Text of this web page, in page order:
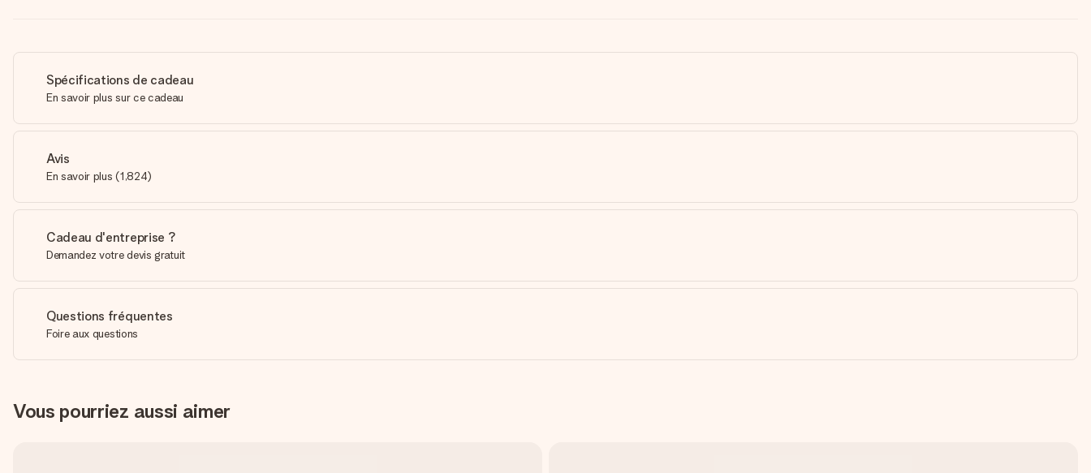
Spécifications de cadeau
En savoir plus sur ce cadeau
Avis
En savoir plus (1,824)
Cadeau d'entreprise ?
Demandez votre devis gratuit
Questions fréquentes
Foire aux questions
Vous pourriez aussi aimer